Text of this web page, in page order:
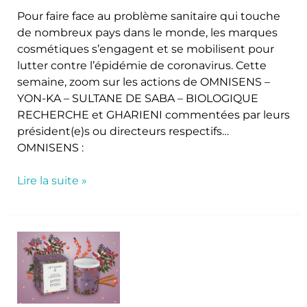
Pour faire face au problème sanitaire qui touche
de nombreux pays dans le monde, les marques
cosmétiques s’engagent et se mobilisent pour
lutter contre l’épidémie de coronavirus. Cette
semaine, zoom sur les actions de OMNISENS –
YON-KA – SULTANE DE SABA – BIOLOGIQUE
RECHERCHE et GHARIENI commentées par leurs
président(e)s ou directeurs respectifs…
OMNISENS :
Lire la suite »
Offre
de
Noël
Myrrhe
Enchantée